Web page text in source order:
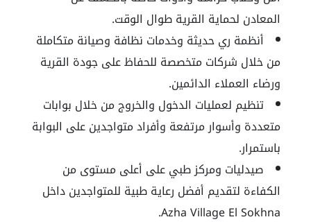
المعادن لحماية القرية طوال الوقت.
أنظمة ري حديثة وخدمات نظافة وصيانة متكاملة
من خلال شركات متخصصة للحفاظ على جودة القرية
ورضاء العملاء الدائمين.
تنظيم لعمليات الدخول والخروج من خلال بوابات
متعددة وأسوار مرتفعة وأفراد متواجدين على البوابة
باستمرار.
صيدليات ومركز طبي على أعلى مستوى من
الكفاءة لتقديم أفضل رعاية طبية للمتواجدين داخل
Azha Village El Sokhna.